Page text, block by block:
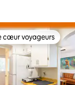
cœur voyageurs
cœur voyageurs